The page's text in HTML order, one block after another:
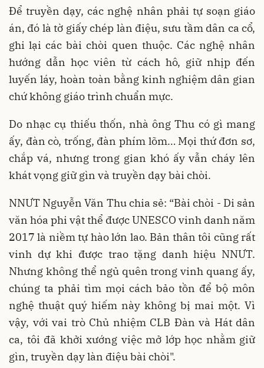
Để truyền dạy, các nghệ nhân phải tự soạn giáo
án, đó là tờ giấy chép làn điệu, sưu tầm dân ca cổ,
ghi lại các bài chòi quen thuộc. Các nghệ nhân
hướng dẫn học viên từ cách hô, giữ nhịp đến
luyến láy, hoàn toàn bằng kinh nghiệm dân gian
chứ không giáo trình chuẩn mực.
Do nhạc cụ thiếu thốn, nhà ông Thu có gì mang
ấy, đàn cò, trống, đàn phím lõm… Mọi thứ đơn sơ,
chắp vá, nhưng trong gian khó ấy vẫn cháy lên
khát vọng giữ gìn và truyền dạy bài chòi.
NNƯT Nguyễn Văn Thu chia sẻ: “Bài chòi - Di sản
văn hóa phi vật thể được UNESCO vinh danh năm
2017 là niềm tự hào lớn lao. Bản thân tôi cũng rất
vinh dự khi được trao tặng danh hiệu NNƯT.
Nhưng không thể ngủ quên trong vinh quang ấy,
chúng ta phải tìm mọi cách bảo tồn để bộ môn
nghệ thuật quý hiếm này không bị mai một. Vì
vậy, với vai trò Chủ nhiệm CLB Đàn và Hát dân
ca, tôi đã khởi xướng việc mở lớp học nhằm giữ
gìn, truyền dạy làn điệu bài chòi".